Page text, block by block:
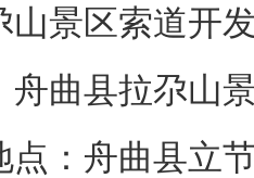
山景区索道开
舟曲县拉尕山
点：舟曲县立